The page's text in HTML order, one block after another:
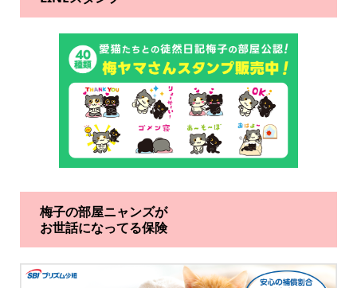
梅子の部屋ニャンズが
お世話になってる保険